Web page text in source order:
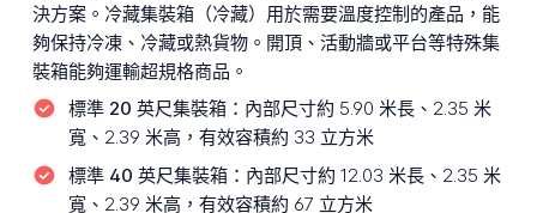
決方案。冷藏集裝箱（冷藏）用於需要溫度控制的產品，能
夠保持冷凍、冷藏或熱貨物。開頂、活動牆或平台等特殊集
裝箱能夠運輸超規格商品。
標準 20 英尺集裝箱： 內部尺寸約 5.90 米長、2.35 米
寬、2.39 米高，有效容積約 33 立方米
標準 40 英尺集裝箱： 內部尺寸約 12.03 米長、2.35 米
寬、2.39 米高，有效容積約 67 立方米